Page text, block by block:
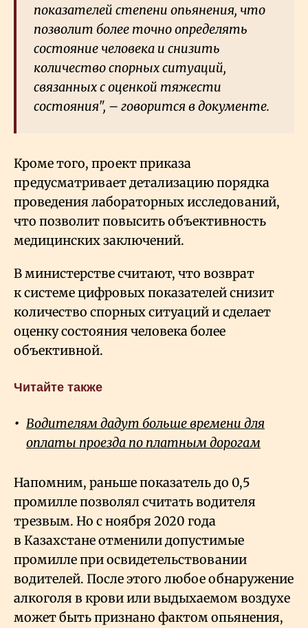
показателей степени опьянения, что
позволит более точно определять
состояние человека и снизить
количество спорных ситуаций,
связанных с оценкой тяжести
состояния", – говорится в документе.
Кроме того, проект приказа
предусматривает детализацию порядка
проведения лабораторных исследований,
что позволит повысить объективность
медицинских заключений.
В министерстве считают, что возврат
к системе цифровых показателей снизит
количество спорных ситуаций и сделает
оценку состояния человека более
объективной.
Читайте также
Водителям дадут больше времени для
оплаты проезда по платным дорогам
Напомним, раньше показатель до 0,5
промилле позволял считать водителя
трезвым. Но с ноября 2020 года
в Казахстане отменили допустимые
промилле при освидетельствовании
водителей. После этого любое обнаружение
алкоголя в крови или выдыхаемом воздухе
может быть признано фактом опьянения,